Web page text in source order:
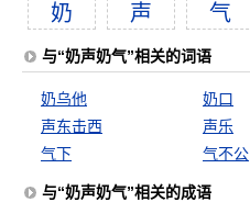
奶 声 气
与“奶声奶气”相关的词语
奶乌他 奶口
声东击西
声乐
气下
气不公
与“奶声奶气”相关的成语